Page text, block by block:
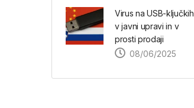
Virus na USB-ključkih
v javni upravi in v
prosti prodaji
08/06/2025